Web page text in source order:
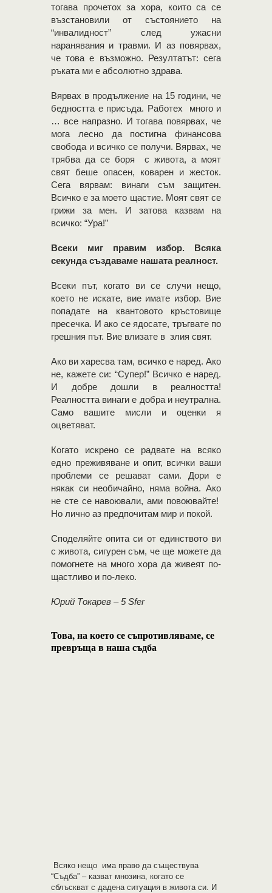
тогава прочетох за хора, които са се
възстановили от състоянието на
“инвалидност” след ужасни
наранявания и травми. И аз повярвах,
че това е възможно. Резултатът: сега
ръката ми е абсолютно здрава.
Вярвах в продължение на 15 години, че
бедността е присъда. Работех много и
… все напразно. И тогава повярвах, че
мога лесно да постигна финансова
свобода и всичко се получи. Вярвах, че
трябва да се боря с живота, а моят
свят беше опасен, коварен и жесток.
Сега вярвам: винаги съм защитен.
Всичко е за моето щастие. Моят свят се
грижи за мен. И затова казвам на
всичко: “Ура!”
Всеки миг правим избор. Всяка
секунда създаваме нашата реалност.
Всеки път, когато ви се случи нещо,
което не искате, вие имате избор. Вие
попадате на квантовото кръстовище
пресечка. И ако се ядосате, тръгвате по
грешния път. Вие влизате в злия свят.
Ако ви харесва там, всичко е наред. Ако
не, кажете си: “Супер!” Всичко е наред.
И добре дошли в реалността!
Реалността винаги е добра и неутрална.
Само вашите мисли и оценки я
оцветяват.
Когато искрено се радвате на всяко
едно преживяване и опит, всички ваши
проблеми се решават сами. Дори е
някак си необичайно, няма война. Ако
не сте се навоювали, ами повоювайте!
Но лично аз предпочитам мир и покой.
Споделяйте опита си от единството ви
с живота, сигурен съм, че ще можете да
помогнете на много хора да живеят по-
щастливо и по-леко.
Юрий Токарев – 5 Sfer
Това, на което се съпротивляваме, се
превръща в наша съдба
Всяко нещо има право да съществува
“Съдба” – казват мнозина, когато се
сблъскват с дадена ситуация в живота си. И